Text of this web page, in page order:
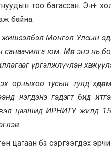
тоо багассан. Эн+
байна.
Монгол Улсын
санаачилга юм. Мөн энэ нь
үргэлжлүүлэн
орныхоо тусын тулд хөдө
нэгдэнэ гэдэгт бид
цаашид ИРНИТУ жилд
цагаан ба сэргээгдэх